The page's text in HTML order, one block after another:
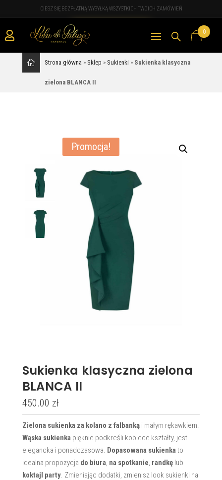
CIESZ SIĘ BEZPŁATNĄ WYSYŁKĄ WSZYSTKICH TWOICH ZAMÓWIEŃ
 0
Strona główna » Sklep » Sukienki » Sukienka klasyczna
zielona BLANCA II
Promocja!
Sukienka klasyczna zielona
BLANCA II
450.00 zł
Zielona sukienka za kolano z falbankąi małym rękawkiem.
Wąska sukienkapięknie podkreśli kobiece kształty, jest
elegancka i ponadczasowa. Dopasowana sukienkato
idealna propozycja do biura, na spotkanie, randkęlub
koktajl party. Zmieniając dodatki, zmienisz look sukienki na